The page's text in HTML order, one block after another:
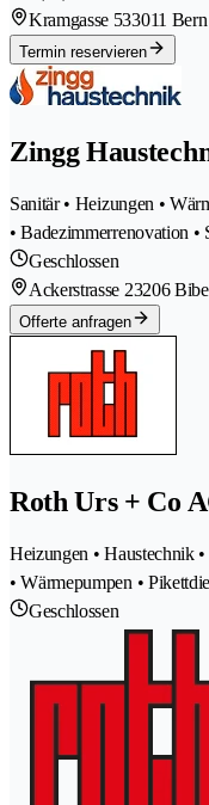
Kramgasse 533011 Bern
Termin reservieren
Zingg
Sanitär • Heizungen •
• Badezimmerrenovation •
Geschlossen
Ackerstrasse 23206
Offerte anfragen
Roth Urs + Co
Heizungen • Haustechnik
• Wärmepumpen •
Geschlossen